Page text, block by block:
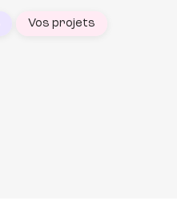
Vos projets